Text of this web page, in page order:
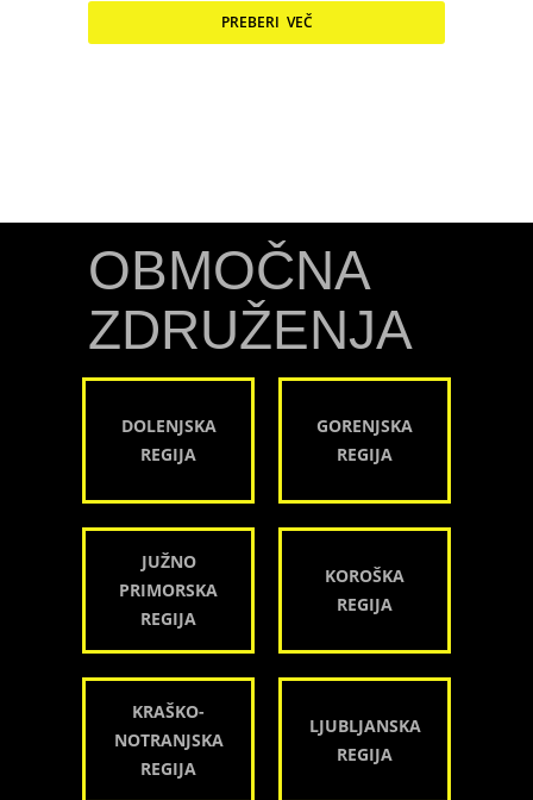
PREBERI VEČ
OBMOČNA
ZDRUŽENJA
DOLENJSKA
REGIJA
GORENJSKA
REGIJA
JUŽNO
PRIMORSKA
REGIJA
KOROŠKA
REGIJA
KRAŠKO-
NOTRANJSKA
REGIJA
LJUBLJANSKA
REGIJA